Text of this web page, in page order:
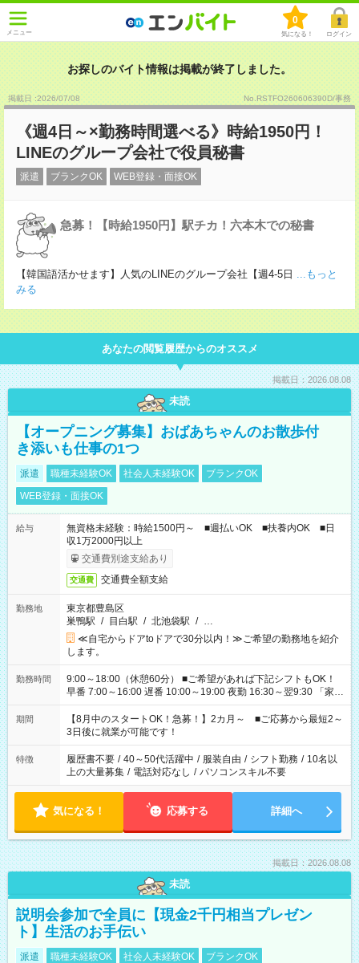
メニュー
0
気になる！ ログイン
お探しのバイト情報は掲載が終了しました。
掲載日 :2026/07/08 No.RSTFO260606390D/事務
《週4日～×勤務時間選べる》時給1950円！
LINEのグループ会社で役員秘書
派遣 ブランクOK WEB登録・面接OK
急募！【時給1950円】駅チカ！六本木での秘書
【韓国語活かせます】人気のLINEのグループ会社【週4-5日 ...もっと
みる
あなたの閲覧履歴からのオススメ
掲載日：2026.08.08
未読
【オープニング募集】おばあちゃんのお散歩付
き添いも仕事の1つ
派遣 職種未経験OK 社会人未経験OK
ブランクOK
WEB登録・面接OK
給与
無資格未経験：時給1500円～ ■週払いOK ■扶養内OK ■日
収1万2000円以上
交通費別途支給あり
交通費 交通費全額支給
勤務地
東京都豊島区
巣鴨駅 / 目白駅 / 北池袋駅 / …
≪自宅からドアtoドアで30分以内！≫ご希望の勤務地を紹介
します。
勤務時間
9:00～18:00（休憩60分） ■ご希望があれば下記シフトもOK！
早番 7:00～16:00 遅番 10:00～19:00 夜勤 16:30～翌9:30 「家族
と休みを合わせたい」 「余裕を持って夕飯の準備がしたい」
「できれば残業はしたくない」 など、ご希望を教えてください
ね。 ※Wワーク希望の方へ 今ご覧のお仕事で希望する勤務時間
と、もう1つのお仕事の勤務時間。 合計で週40時間を超える場
合は応募できません。
期間
【8月中のスタートOK！急募！】2カ月～ ■ご応募から最短2～
3日後に就業が可能です！
特徴 履歴書不要 / 40～50代活躍中 / 服装自由 / シフト勤務 / 10名以
上の大量募集 / 電話対応なし / パソコンスキル不要
気になる！ 応募する 詳細へ
掲載日：2026.08.08
未読
説明会参加で全員に【現金2千円相当プレゼン
ト】生活のお手伝い
派遣 職種未経験OK 社会人未経験OK
ブランクOK